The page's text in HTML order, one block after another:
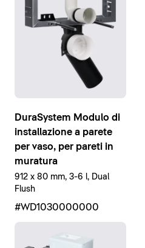
DuraSystem Modulo di
installazione a parete
per vaso, per pareti in
muratura
912 x 80 mm, 3-6 l, Dual
Flush
#WD1030000000